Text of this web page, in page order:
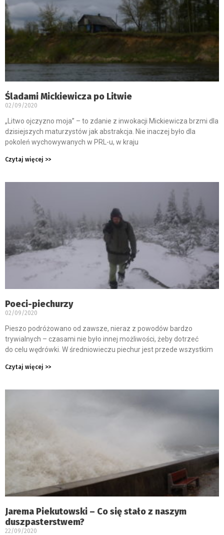
Śladami Mickiewicza po Litwie
02/09/2020
„Litwo ojczyzno moja” – to zdanie z inwokacji Mickiewicza brzmi dla
dzisiejszych maturzystów jak abstrakcja. Nie inaczej było dla
pokoleń wychowywanych w PRL-u, w kraju
Czytaj więcej >>
Poeci-piechurzy
02/09/2020
Pieszo podróżowano od zawsze, nieraz z powodów bardzo
trywialnych – czasami nie było innej możliwości, żeby dotrzeć
do celu wędrówki. W średniowieczu piechur jest przede wszystkim
Czytaj więcej >>
Jarema Piekutowski – Co się stało z naszym
duszpasterstwem?
22/09/2020